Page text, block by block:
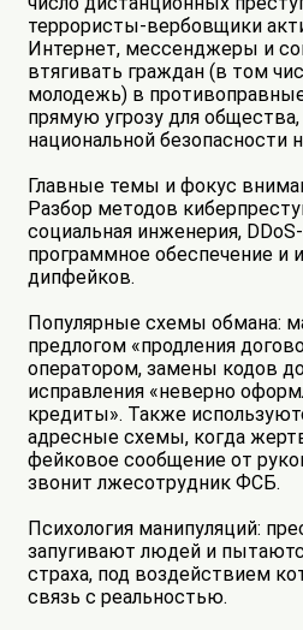
террористы-вербовщики
Интернет, мессенджеры и
втягивать граждан (в том
молодежь) в
прямую угрозу для
национальной безопасности
Главные темы и фокус
Разбор методов
социальная инженерия,
программное обеспечение и
дипфейков.
Популярные схемы обмана:
предлогом «продления
оператором, замены кодов
исправления «неверно
кредиты». Также
адресные схемы, когда
фейковое сообщение от
звонит лжесотрудник ФСБ.
Психология манипуляций:
запугивают людей и
страха, под воздействием
связь с реальностью.